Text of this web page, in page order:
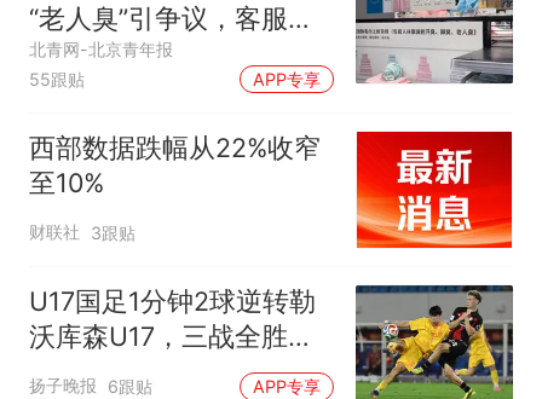
“老人臭”引争议，客服回
应
北青网-北京青年报
55跟贴
APP专享
西部数据跌幅从22%收窄
至10%
财联社 3跟贴
U17国足1分钟2球逆转勒
沃库森U17，三战全胜！
赵松源替补登场传射建功
扬子晚报 6跟贴 APP专享